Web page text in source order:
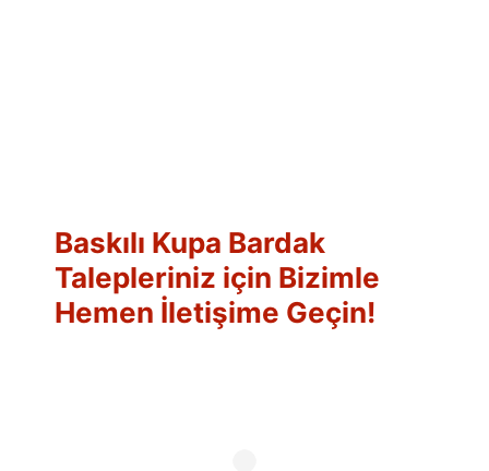
Baskılı Kupa Bardak
Talepleriniz için Bizimle
Hemen İletişime Geçin!